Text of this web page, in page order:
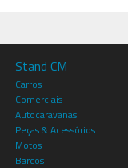
Stand CM
Carros
Comerciais
Autocaravanas
Peças & Acessórios
Motos
Barcos